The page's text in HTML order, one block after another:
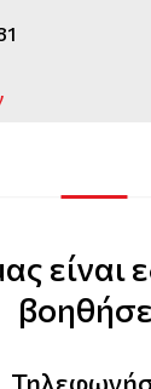
είναι